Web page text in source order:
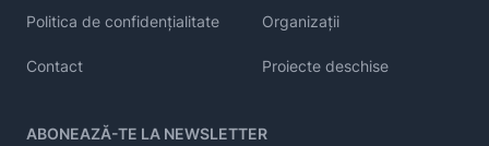
Politica de confidențialitate
Contact
Organizații
Proiecte deschise
ABONEAZĂ-TE LA NEWSLETTER